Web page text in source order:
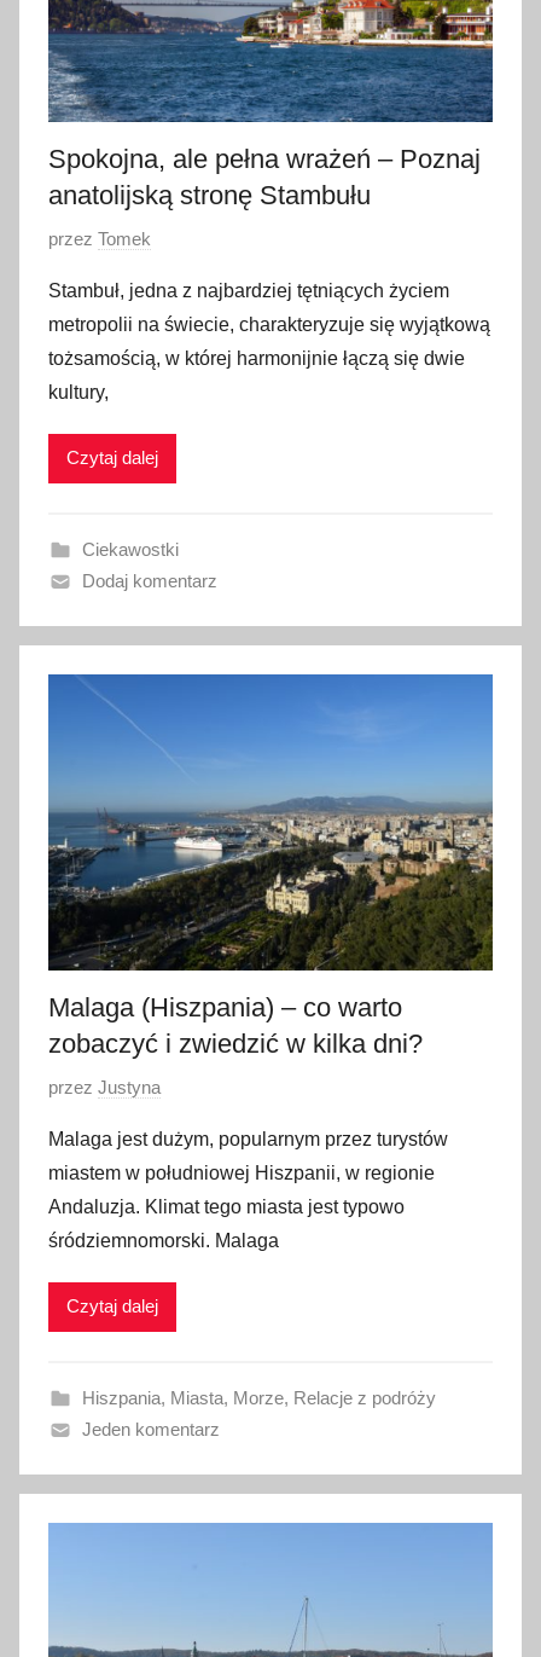
Spokojna, ale pełna wrażeń – Poznaj
anatolijską stronę Stambułu
O
u
b
l
i
w
n
o
4
l
a
0
2
przez Tomek
Stambuł, jedna z najbardziej tętniących życiem
metropolii na świecie, charakteryzuje się wyjątkową
tożsamością, w której harmonijnie łączą się dwie
kultury,
Czytaj dalej
Ciekawostki
Dodaj komentarz
Malaga (Hiszpania) – co warto
zobaczyć i zwiedzić w kilka dni?
O
u
b
l
i
w
n
o
m
a
2
przez Justyna
Malaga jest dużym, popularnym przez turystów
miastem w południowej Hiszpanii, w regionie
Andaluzja. Klimat tego miasta jest typowo
śródziemnomorski. Malaga
Czytaj dalej
Hiszpania, Miasta, Morze, Relacje z podróży
Jeden komentarz